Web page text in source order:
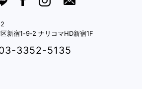
新宿1-9-2 ナリコマHD新宿1F
3352-5135